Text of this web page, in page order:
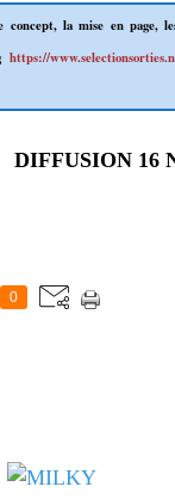
concept, la mise en page,
https://
DIFFUSION 16
0